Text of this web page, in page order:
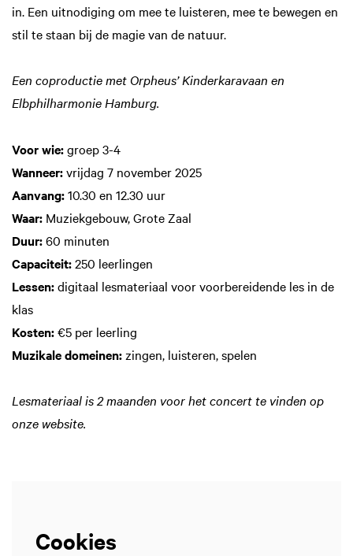
in. Een uitnodiging om mee te luisteren, mee te bewegen en
stil te staan bij de magie van de natuur.
Een coproductie met Orpheus’ Kinderkaravaan en
Elbphilharmonie Hamburg.
Voor wie:groep 3-4
Wanneer:vrijdag 7 november 2025
Aanvang:10.30 en 12.30 uur
Waar: Muziekgebouw, Grote Zaal
Duur:60 minuten
Capaciteit:250 leerlingen
Lessen:digitaal lesmateriaal voor voorbereidende les in de
klas
Kosten:€5 per leerling
Muzikale domeinen:zingen, luisteren, spelen
Lesmateriaal is 2 maanden voor het concert te vinden op
onze website.
Cookies